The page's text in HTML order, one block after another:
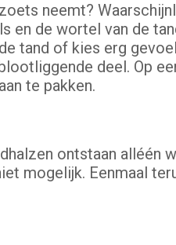
neemt?
en de wortel van de
tand of kies erg
deel. Op
te pakken.
ontstaan alléén
mogelijk. Eenmaal